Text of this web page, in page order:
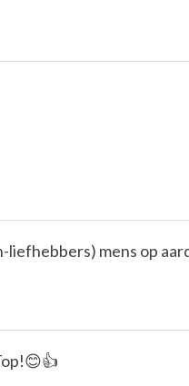
mens op